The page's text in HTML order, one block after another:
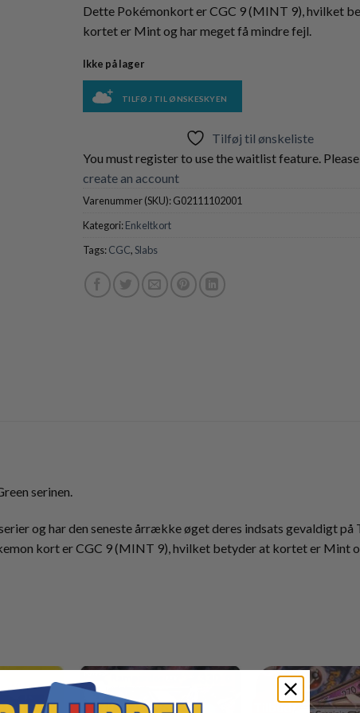
Dette Pokémonkort er CGC 9 (MINT 9), hvilket
kortet er Mint og har meget få mindre fejl.
Ikke på lager
TILFØJ TIL ØNSKESKYEN
Tilføj til ønskeliste
You must register to use the waitlist feature. Please
create an account
Varenummer (SKU):G02111102001
Kategori:Enkeltkort
Tags:CGC,Slabs
serinen.
og har den seneste årrække øget deres indsats gevaldigt
kort er CGC 9 (MINT 9), hvilket betyder at kortet er Mint
Tilbud